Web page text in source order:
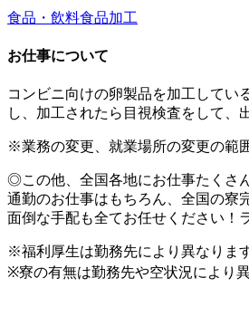
食品・飲料食品加工
お仕事について
コンビニ向けの卵製品を加工してい
し、加工されたら目視検査をして、
※業務の変更、就業場所の変更の範
◎この他、全国各地にお仕事たくさ
通勤のお仕事はもちろん、全国の寮
面倒な手配も全てお任せください！
※福利厚生は勤務先により異なります
※寮の有無は勤務先や空状況により異